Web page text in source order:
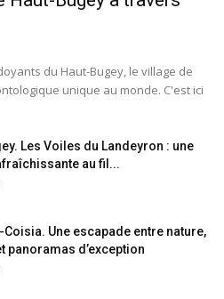
du Haut-Bugey, le village de
unique au monde. C'est ici
Les Voiles du Landeyron : une
au fil...
Une escapade entre nature,
panoramas d’exception